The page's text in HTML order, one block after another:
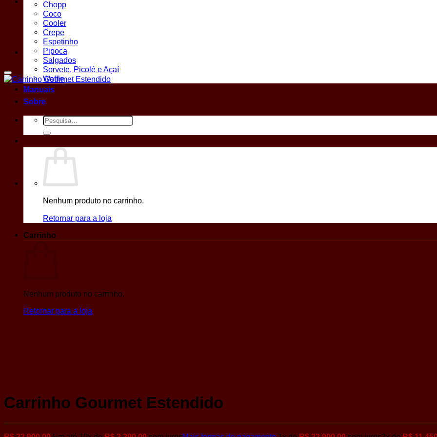
Chopp
Coco
Cooler
Crepe
Espetinho
Pipoca
Salgados
Sorvete, Picolé e Açaí
Waffle
Manuais
Sobre
Pesquisar
por:
Nenhum produto no carrinho.
Retornar para a loja
Carrinho
Nenhum produto no carrinho.
Retornar para a loja
Carrinho Gourmet Estendido